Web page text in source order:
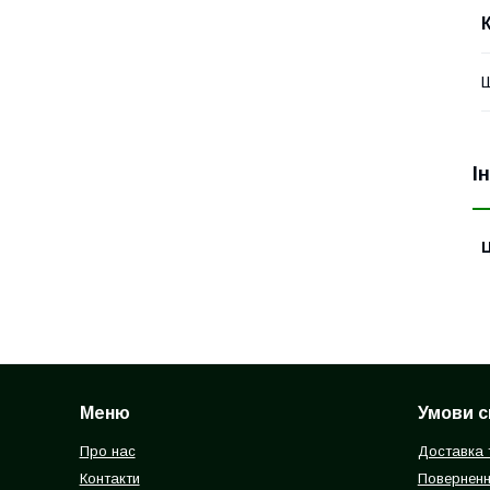
Меню
Про нас
Контакти
Умови
Доставка